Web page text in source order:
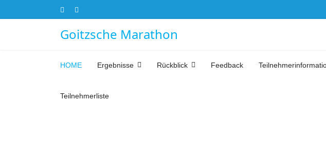
Goitzsche Marathon
HOME Ergebnisse Rückblick Feedback
Teilnehmerliste